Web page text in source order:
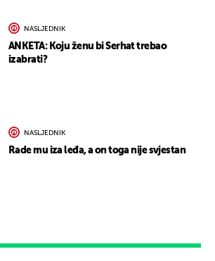
NASLJEDNIK
ANKETA: Koju ženu bi Serhat trebao
izabrati?
NASLJEDNIK
Rade mu iza leđa, a on toga nije svjestan